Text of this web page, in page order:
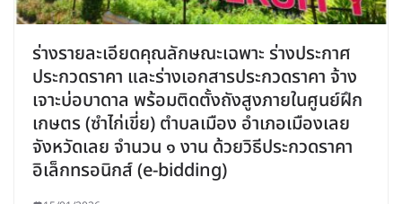
ร่างรายละเอียดคุณลักษณะเฉพาะ ร่างประกาศ
ประกวดราคา และร่างเอกสารประกวดราคา จ้าง
เจาะบ่อบาดาล พร้อมติดตั้งถังสูงภายในศูนย์ฝึก
เกษตร (ซำไก่เขี่ย) ตำบลเมือง อำเภอเมืองเลย
จังหวัดเลย จำนวน ๑ งาน ด้วยวิธีประกวดราคา
อิเล็กทรอนิกส์ (e-bidding)